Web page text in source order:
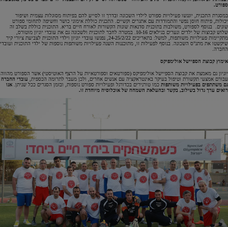
ספורט.
במסגרת התכנית, יונגשו פעילויות ספורט לילדי השכונה ובדרך זו לסייע להם בפיתוח מסוגלות עצמית ושיפור
יכולות, פיתוח חוסן נפשי והתמודדות עם אתגרים וקשיים. התכנית כוללת אימוני כושר וחשיפה לתחומי ספורט
שונים. בנוסף לספורט, משולבות בתוכנית סדנאות שונות הקשורות לאורח חיים בריא. התוכנית כוללת בשלב זה
שלוש קבוצות של ילדים ונערים בגילאים 10-16. במטרה לחבר לתוכנית ולשכונה גם את עובדי יוניון מוטורס,
מתקיימות פעילויות משותפות, למשל: בתאריכים 24-25/2/22, נפגשו עובדי יוניון וילדי התוכנית לצביעת ציורי קיר
שיקשטו את מתנ"ס השכונה. בנוסף לפעילות זו, מתוכננות השנה פעילויות משותפות נוספות של ילדי התוכנית ועובדי
החברה.
אימוץ קבוצת הספיישל אולימפיקס
יוניון גם מאמצת את קבוצת הספיישל אולימפיקס (ספורטאים וספורטאיות על הרצף האוטיסטי) אשר הספורט מהווה
עבורם אמצעי תקשורת וטיפול בעיקר באינטראקציה עם אנשים אחרים, ולכן מעבר לתרומה הכספית, עובדי החברה
גם משתתפים בפעילויות משותפות כמו טורנירים בכדורגל ופעילויות ספורט נוספות, ובזמן הסגרים ככל שניתן. אנו
רואים ערך גדול בשילוב, בקשר ובהעלאת השמחה של אוכלוסיה מיוחדת זו.